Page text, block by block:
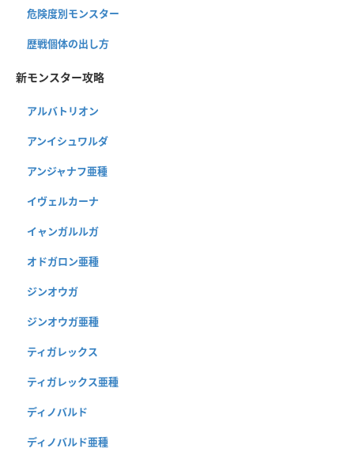
危険度別モンスター
歴戦個体の出し方
新モンスター攻略
アルバトリオン
アンイシュワルダ
アンジャナフ亜種
イヴェルカーナ
イャンガルルガ
オドガロン亜種
ジンオウガ
ジンオウガ亜種
ティガレックス
ティガレックス亜種
ディノバルド
ディノバルド亜種